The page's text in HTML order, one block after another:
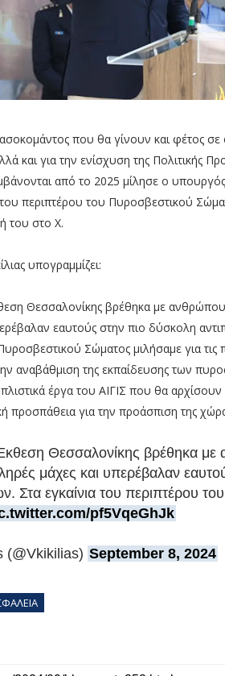
που θα γίνουν και φέτος
και για την ενίσχυση της Πολιτικής
από το 2025 μίλησε ο υπουργός
του περιπτέρου του Πυροσβεστικού
του στο X.
υπογραμμίζει:
Θεσσαλονίκης βρέθηκα με
εαυτούς στην πιο δύσκολη
Σώματος μιλήσαμε για
αναβάθμιση της εκπαίδευσης των
έργα του ΑΙΓΙΣ που θα
προσπάθεια για την προάσπιση της
Θεσσαλονίκης βρέθηκα
μάχες και υπερέβαλαν
Στα εγκαίνια του περιπτέρου
pf5VqeGhJk
(@Vkikilias) September 8, 2024